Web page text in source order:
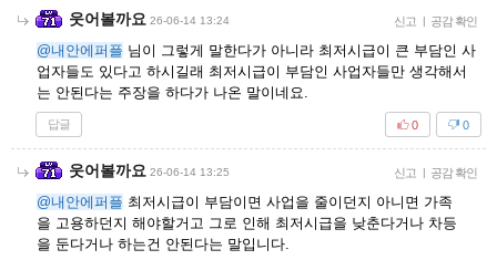
웃어볼까요 26-06-14 13:24 신고 공감 확인
@내안에퍼플 님이 그렇게 말한다가 아니라 최저시급이 큰 부담인 사
업자들도 있다고 하시길래 최저시급이 부담인 사업자들만 생각해서
는 안된다는 주장을 하다가 나온 말이네요.
답글 0
0
웃어볼까요 26-06-14 13:25 신고 공감 확인
@내안에퍼플 최저시급이 부담이면 사업을 줄이던지 아니면 가족
을 고용하던지 해야할거고 그로 인해 최저시급을 낮춘다거나 차등
을 둔다거나 하는건 안된다는 말입니다.